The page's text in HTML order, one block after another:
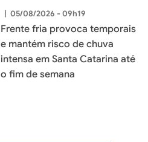
| 05/08/2026 - 09h19
Frente fria provoca temporais
e mantém risco de chuva
intensa em Santa Catarina até
o fim de semana